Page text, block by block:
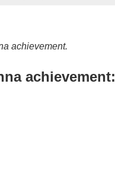
achievement.
achievement: